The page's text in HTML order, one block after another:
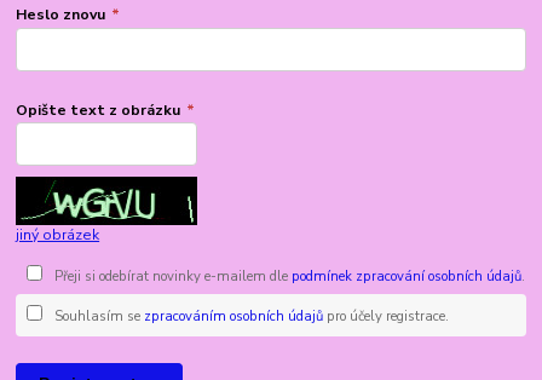
Heslo znovu *
Opište text z obrázku *
jiný obrázek
Přeji si odebírat novinky e-mailem dle podmínek zpracování osobních údajů.
Souhlasím se zpracováním osobních údajůpro účely registrace.